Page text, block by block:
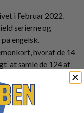
i Februar 2022.
serierne og
engelsk.
hvoraf de 14
at samle de 124 af
at finde kort som
Moltres V.